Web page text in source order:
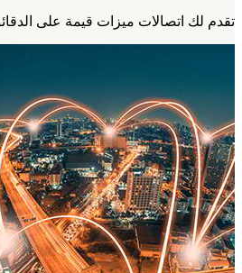
تقدم لك اتصالات ميزات قيمة على